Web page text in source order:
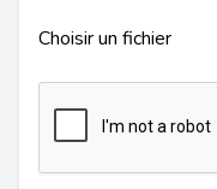
Choisir un fichier